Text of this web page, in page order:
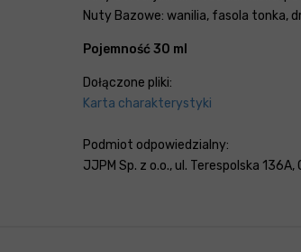
Nuty Bazowe: wanilia, fasola tonka,
Pojemność 30 ml
Dołączone pliki:
Karta charakterystyki
Podmiot odpowiedzialny:
JJPM Sp. z o.o., ul. Terespolska